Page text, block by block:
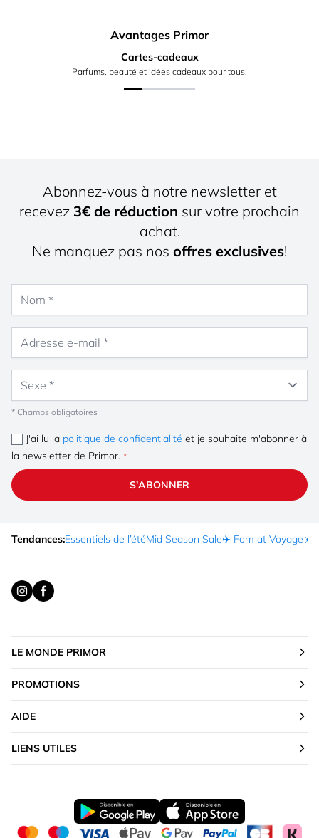
Avantages Primor
Cartes-cadeaux
Parfums, beauté et idées cadeaux pour tous.
Abonnez-vous à notre newsletter et
recevez 3€ de réduction sur votre prochain
achat.
Ne manquez pas nos offres exclusives!
* Champs obligatoires
J'ai lu la politique de confidentialité et je souhaite m'abonner à
la newsletter de Primor.
S'ABONNER
Tendances:Essentiels de l’étéMid Season Sale✈️ Format Voyage☀️
LE MONDE PRIMOR
PROMOTIONS
AIDE
LIENS UTILES